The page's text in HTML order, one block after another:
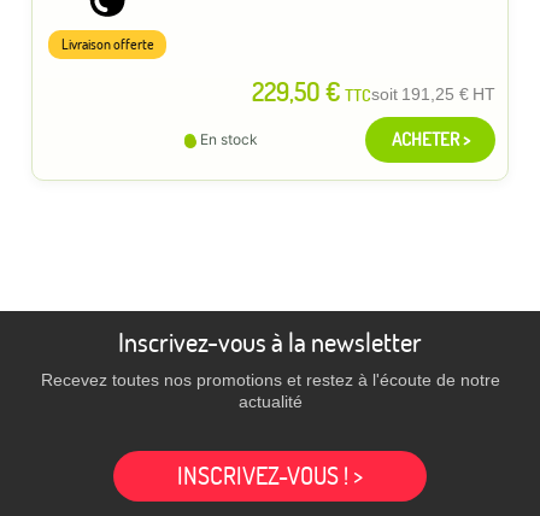
229,50 € TTCsoit 191,25 € HT
Livraison offerte
En stock ACHETER >
Inscrivez-vous à la newsletter
Recevez toutes nos promotions et restez à l'écoute de notre
actualité
INSCRIVEZ-VOUS ! >